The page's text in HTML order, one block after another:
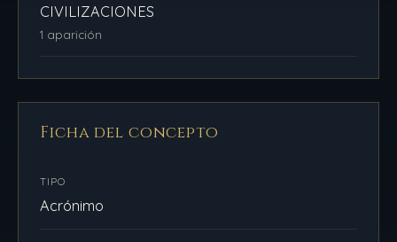
CIVILIZACIONES
1 aparición
Ficha del concepto
TIPO
Acrónimo